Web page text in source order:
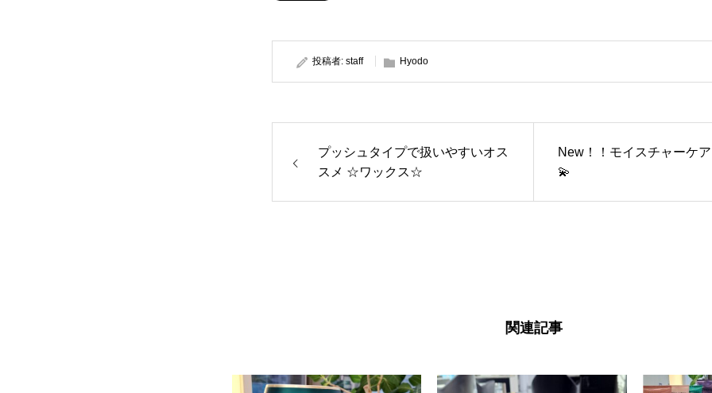
投稿者: staff Hyodo
プッシュタイプで扱いやすいオス
スメ ☆ワックス☆
New！！モイスチャーケア
💫
関連記事